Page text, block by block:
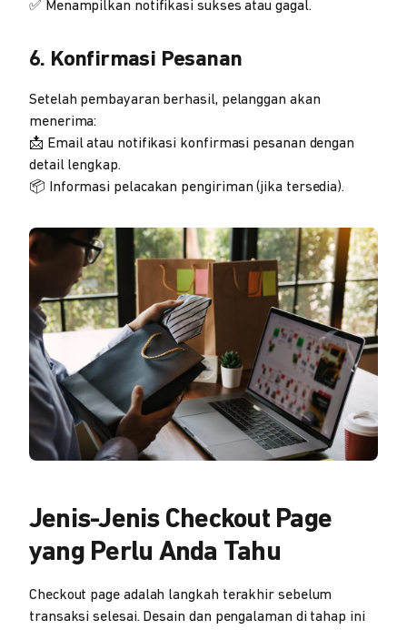
✅ Menampilkan notifikasi sukses atau gagal.
6. Konfirmasi Pesanan
Setelah pembayaran berhasil, pelanggan akan
menerima:
📩 Email atau notifikasi konfirmasi pesanan dengan
detail lengkap.
📦 Informasi pelacakan pengiriman (jika tersedia).
Jenis-Jenis Checkout Page
yang Perlu Anda Tahu
Checkout page adalah langkah terakhir sebelum
transaksi selesai. Desain dan pengalaman di tahap ini